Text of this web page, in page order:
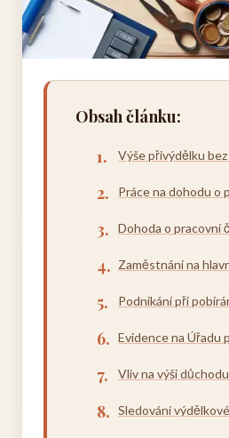
Obsah článku:
Výše přivýdělku
Práce na dohodu o
Dohoda o pracovní
Zaměstnání na
Podnikání při
Evidence na Úřadu
Vliv na výši důchodu
Sledování